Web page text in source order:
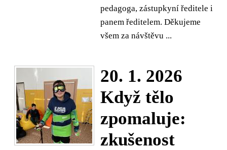
pedagoga, zástupkyní ředitele i
panem ředitelem. Děkujeme
všem za návštěvu ...
20. 1. 2026
Když tělo
zpomaluje:
zkušenost